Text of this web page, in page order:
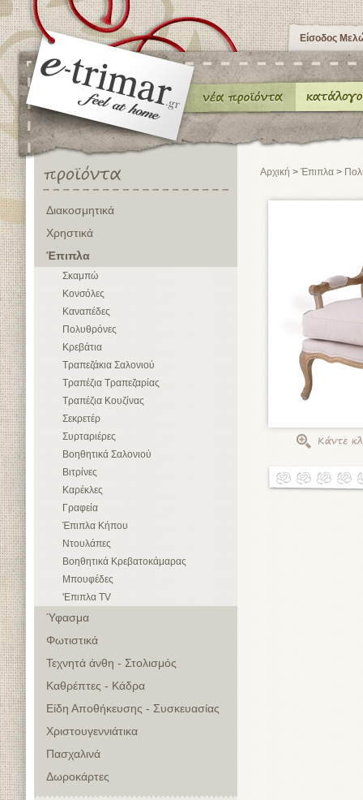
Είσοδος
Διακοσμητικά
Χρηστικά
Έπιπλα
Σκαμπώ
Κονσόλες
Καναπέδες
Πολυθρόνες
Κρεβάτια
Τραπεζάκια Σαλονιού
Τραπέζια Τραπεζαρίας
Τραπέζια Κουζίνας
Σεκρετέρ
Συρταριέρες
Βοηθητικά Σαλονιού
Βιτρίνες
Καρέκλες
Γραφεία
Έπιπλα Κήπου
Ντουλάπες
Βοηθητικά Κρεβατοκάμαρας
Μπουφέδες
'Επιπλα TV
Ύφασμα
Φωτιστικά
Τεχνητά άνθη - Στολισμός
Καθρέπτες - Κάδρα
Είδη Αποθήκευσης - Συσκευασίας
Χριστουγεννιάτικα
Πασχαλινά
Δωροκάρτες
Αρχική > Έπιπλα >